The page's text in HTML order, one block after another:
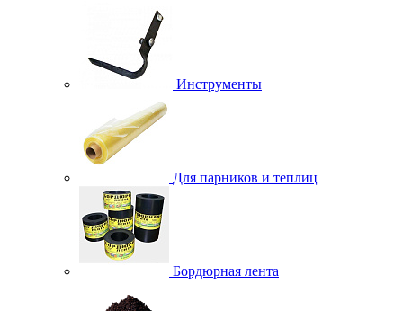
Инструменты
Для парников и теплиц
Бордюрная лента